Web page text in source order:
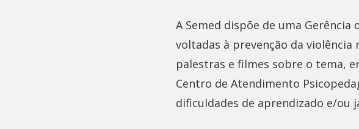
A Semed dispõe de uma
voltadas à prevenção da violência
palestras e filmes sobre o tema,
Centro de Atendimento
dificuldades de aprendizado e/ou